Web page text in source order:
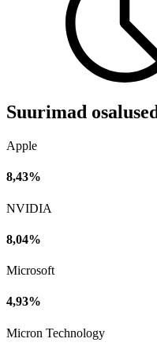
Suurimad osalused
Apple
8,43%
NVIDIA
8,04%
Microsoft
4,93%
Micron Technology